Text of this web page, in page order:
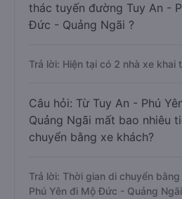
thác tuyến đường Tuy An -
Đức - Quảng Ngãi ?
Trả lời: Hiện tại có 2 nhà xe khai
Câu hỏi: Từ Tuy An - Phú
Quảng Ngãi mất bao nhiêu
chuyển bằng xe khách?
Trả lời: Thời gian di chuyển
Phú Yên đi Mộ Đức - Quảng